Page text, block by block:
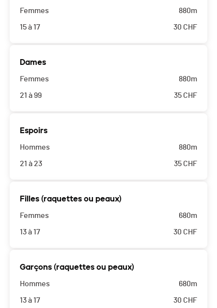
Femmes
15 à 17
880m
30 CHF
Dames
Femmes
21 à 99
880m
35 CHF
Espoirs
Hommes
21 à 23
880m
35 CHF
Filles (raquettes ou peaux)
Femmes
13 à 17
680m
30 CHF
Garçons (raquettes ou peaux)
Hommes
13 à 17
680m
30 CHF